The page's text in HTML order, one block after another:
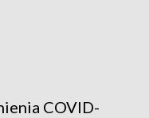
COVID-